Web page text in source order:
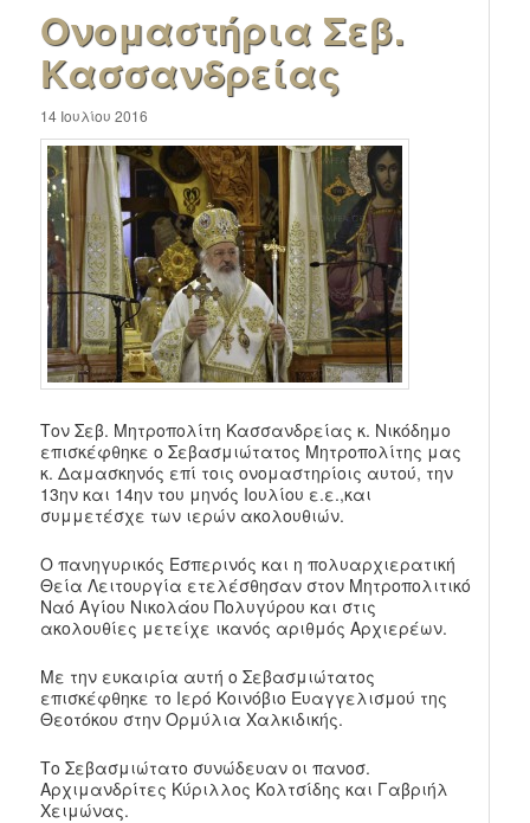
Ονομαστήρια Σεβ.
Κασσανδρείας
14 Ιουλίου 2016
Τον Σεβ. Μητροπολίτη Κασσανδρείας κ. Νικόδημο
επισκέφθηκε ο Σεβασμιώτατος Μητροπολίτης μας
κ. Δαμασκηνός επί τοις ονομαστηρίοις αυτού, την
13ην και 14ην του μηνός Ιουλίου ε.ε.,και
συμμετέσχε των ιερών ακολουθιών.
Ο πανηγυρικός Εσπερινός και η πολυαρχιερατική
Θεία Λειτουργία ετελέσθησαν στον Μητροπολιτικό
Ναό Αγίου Νικολάου Πολυγύρου και στις
ακολουθίες μετείχε ικανός αριθμός Αρχιερέων.
Με την ευκαιρία αυτή ο Σεβασμιώτατος
επισκέφθηκε το Ιερό Κοινόβιο Ευαγγελισμού της
Θεοτόκου στην Ορμύλια Χαλκιδικής.
Το Σεβασμιώτατο συνώδευαν οι πανοσ.
Αρχιμανδρίτες Κύριλλος Κολτσίδης και Γαβριήλ
Χειμώνας.